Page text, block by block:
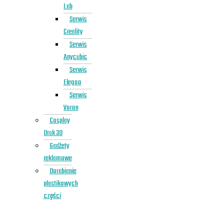
Lab
Serwis
Creality
Serwis
Anycubic
Serwis
Elegoo
Serwis
Voron
Cosplay
Druk 3D
Gadżety
reklamowe
Dorabianie
plastikowych
części